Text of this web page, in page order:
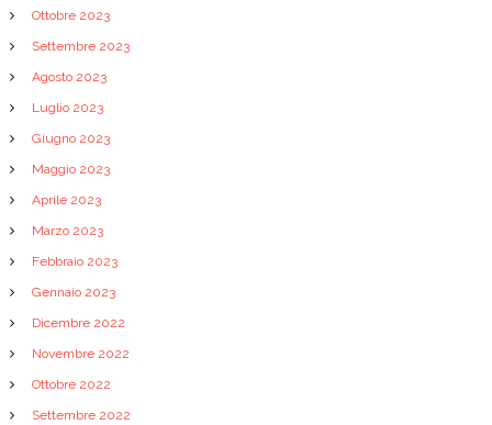
Ottobre 2023
Settembre 2023
Agosto 2023
Luglio 2023
Giugno 2023
Maggio 2023
Aprile 2023
Marzo 2023
Febbraio 2023
Gennaio 2023
Dicembre 2022
Novembre 2022
Ottobre 2022
Settembre 2022